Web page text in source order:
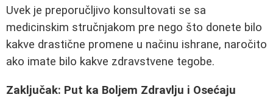
Uvek je preporučljivo konsultovati se sa
medicinskim stručnjakom pre nego što donete bilo
kakve drastične promene u načinu ishrane, naročito
ako imate bilo kakve zdravstvene tegobe.
Zaključak: Put ka Boljem Zdravlju i Osećaju